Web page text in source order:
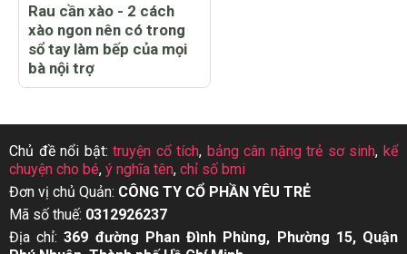
Rau cần xào - 2 cách
xào ngon nên có trong
sổ tay làm bếp của mọi
bà nội trợ
Chủ đề nổi bật:truyện cổ tích, bảng cân nặng trẻ sơ sinh,kể
chuyện cho bé, ý nghĩa tên, chỉ số bmi
Đơn vị chủ Quản: CÔNG TY CỔ PHẦN YÊU TRẺ
Mã số thuế: 0312926237
Địa chỉ:369 đường Phan Đình Phùng, Phường 15, Quận